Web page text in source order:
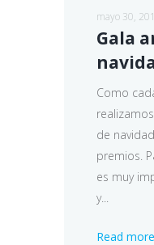
mayo 30,
Gala
Como
de
premios.
es muy
y...
Read more